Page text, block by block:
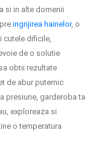
si in alte domenii
ingrijirea hainelor, o
cutele dificile,
de o solutie
obtii rezultate
de abur puternic
presiune, garderoba ta
exploreaza si
o temperatura